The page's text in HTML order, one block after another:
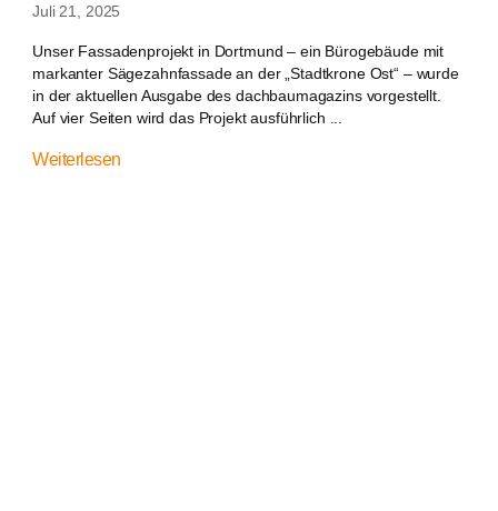
Juli 21, 2025
Unser Fassadenprojekt in Dortmund – ein Bürogebäude mit
markanter Sägezahnfassade an der „Stadtkrone Ost“ – wurde
in der aktuellen Ausgabe des dachbaumagazins vorgestellt.
Auf vier Seiten wird das Projekt ausführlich ...
Weiterlesen